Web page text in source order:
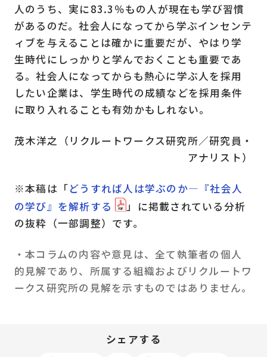
人のうち、実に83.3％もの人が現在も学び習慣
があるのだ。社会人になってから学ぶインセンテ
ィブを与えることは確かに重要だが、やはり学
生時代にしっかりと学んでおくことも重要であ
る。社会人になってからも熱心に学ぶ人を採用
したい企業は、学生時代の成績などを採用条件
に取り入れることも有効かもしれない。
茂木洋之（リクルートワークス研究所／研究員・
アナリスト）
※本稿は「どうすれば人は学ぶのか―『社会人
の学び』を解析する
」に掲載されている分析
の抜粋（一部調整）です。
・本コラムの内容や意見は、全て執筆者の個人
的見解であり、所属する組織およびリクルートワ
ークス研究所の見解を示すものではありません。
シェアする